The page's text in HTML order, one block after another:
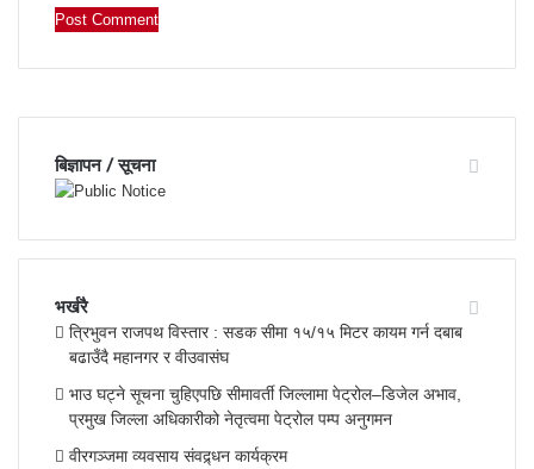
बिज्ञापन / सूचना
भर्खरै
त्रिभुवन राजपथ विस्तार : सडक सीमा १५/१५ मिटर कायम गर्न दबाब
बढाउँदै महानगर र वीउवासंघ
भाउ घट्ने सूचना चुहिएपछि सीमावर्ती जिल्लामा पेट्रोल–डिजेल अभाव,
प्रमुख जिल्ला अधिकारीको नेतृत्वमा पेट्रोल पम्प अनुगमन
वीरगञ्जमा व्यवसाय संवद्र्धन कार्यक्रम